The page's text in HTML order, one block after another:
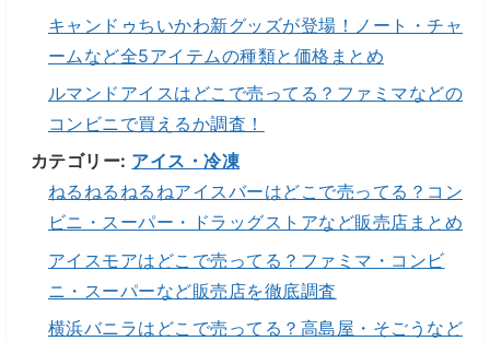
キャンドゥちいかわ新グッズが登場！ノート・チャ
ームなど全5アイテムの種類と価格まとめ
ルマンドアイスはどこで売ってる？ファミマなどの
コンビニで買えるか調査！
カテゴリー: アイス・冷凍
ねるねるねるねアイスバーはどこで売ってる？コン
ビニ・スーパー・ドラッグストアなど販売店まとめ
アイスモアはどこで売ってる？ファミマ・コンビ
ニ・スーパーなど販売店を徹底調査
横浜バニラはどこで売ってる？高島屋・そごうなど